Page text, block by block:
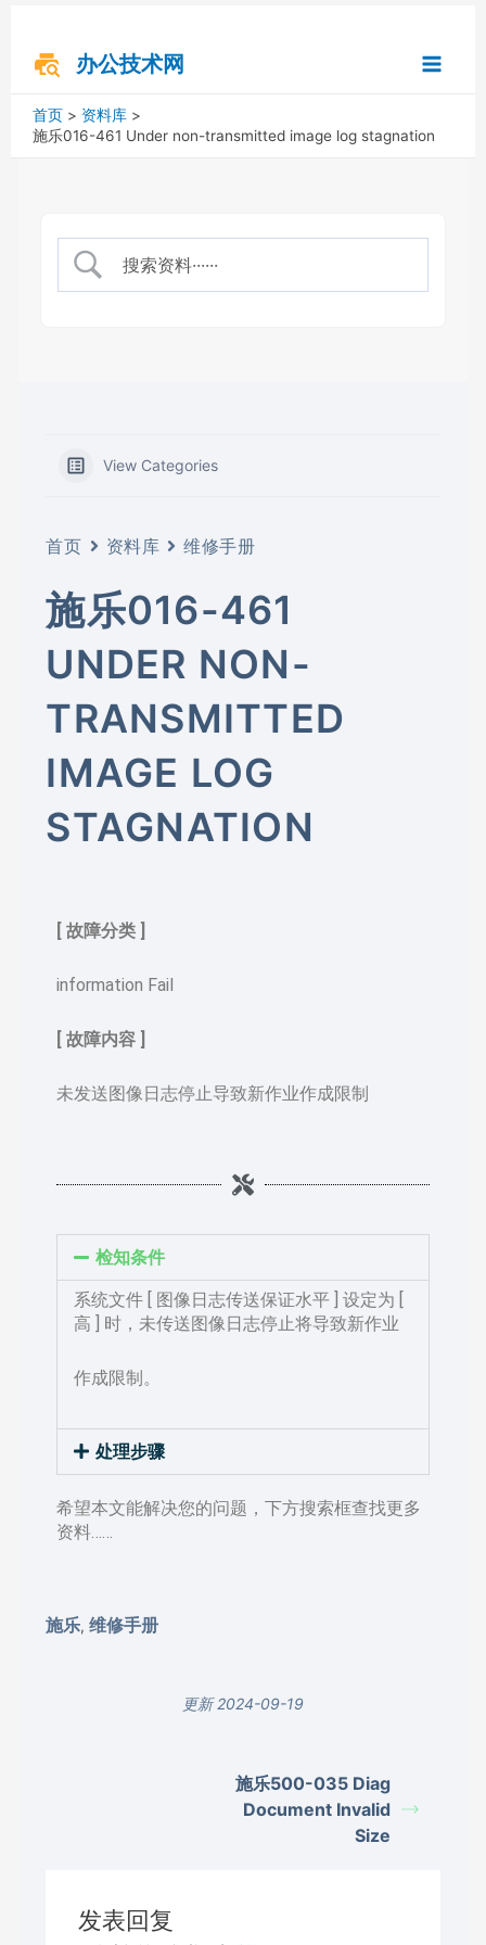
办公技术网
Menu
首页
资料库
施乐016-461 Under non-transmitted image log stagnation
View Categories
首页 资料库 维修手册
施乐016-461
UNDER NON-
TRANSMITTED
IMAGE LOG
STAGNATION
[ 故障分类 ]
information Fail
[ 故障内容 ]
未发送图像日志停止导致新作业作成限制
检知条件
系统文件 [ 图像日志传送保证水平 ] 设定为 [
高 ] 时，未传送图像日志停止将导致新作业
作成限制。
处理步骤
希望本文能解决您的问题，下方搜索框查找更多
资料……
施乐,维修手册
更新 2024-09-19
施乐500-035 Diag
Document Invalid
Size
发表回复